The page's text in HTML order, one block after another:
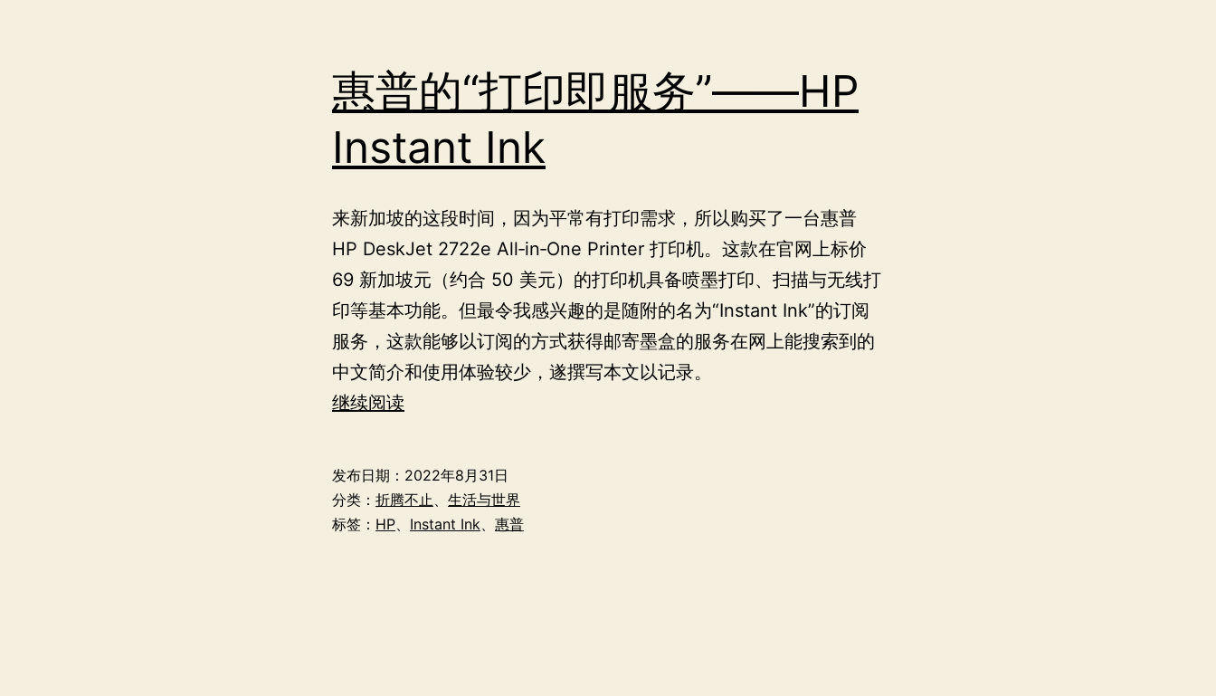
惠普的“打印即服务”——HP
Instant Ink
来新加坡的这段时间，因为平常有打印需求，所以购买了一台惠普
HP DeskJet 2722e All‑in‑One Printer 打印机。这款在官网上标价
69 新加坡元（约合 50 美元）的打印机具备喷墨打印、扫描与无线打
印等基本功能。但最令我感兴趣的是随附的名为“Instant Ink”的订阅
服务，这款能够以订阅的方式获得邮寄墨盒的服务在网上能搜索到的
中文简介和使用体验较少，遂撰写本文以记录。
继续阅读
“打
印
发布日期： 2022年8月31日
分类： 折腾不止、 生活与世界
标签： HP、 Instant Ink、 惠普